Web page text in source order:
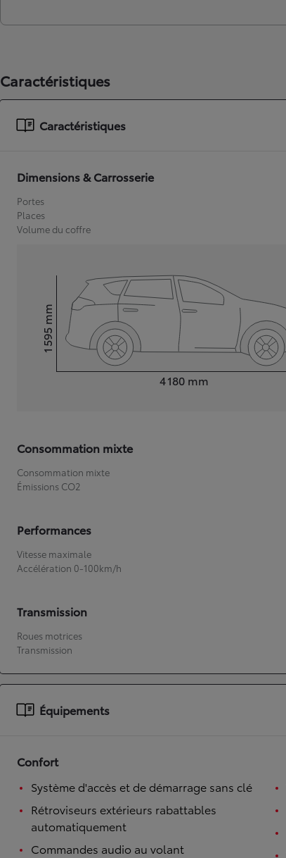
À partir de 19 700 €
Nouvelle Yaris Cross
HYBRIDE
Caractéristiques
Caractéristiques
Dimensions & Carrosserie
Portes
Places
Volume du coffre
4 180 mm
Hauteur1 595
mm
Consommation mixte
Consommation mixte
Émissions CO2
Performances
Vitesse maximale
Accélération 0-100km/h
Transmission
Roues motrices
Transmission
Équipements
Confort
Système d'accès et de démarrage sans clé
Rétroviseurs extérieurs rabattables
automatiquement
Commandes audio au volant